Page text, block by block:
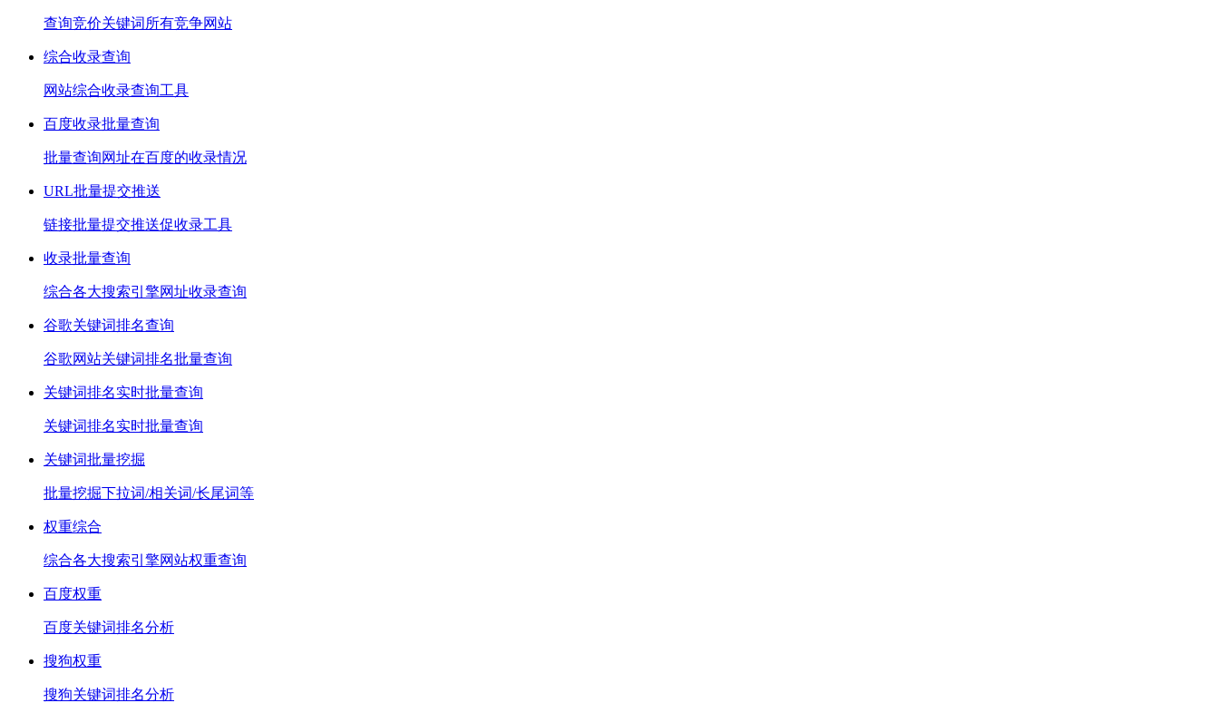
查询竞价关键词所有竞争网站
综合收录查询
网站综合收录查询工具
百度收录批量查询
批量查询网址在百度的收录情况
URL批量提交推送
链接批量提交推送促收录工具
收录批量查询
综合各大搜索引擎网址收录查询
谷歌关键词排名查询
谷歌网站关键词排名批量查询
关键词排名实时批量查询
关键词排名实时批量查询
关键词批量挖掘
批量挖掘下拉词/相关词/长尾词等
权重综合
综合各大搜索引擎网站权重查询
百度权重
百度关键词排名分析
搜狗权重
搜狗关键词排名分析